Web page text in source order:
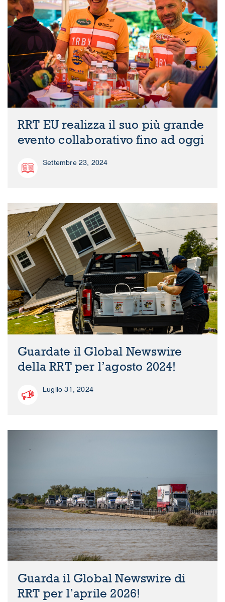
RRT EU realizza il suo più grande
evento collaborativo fino ad oggi
Settembre 23, 2024
Guardate il Global Newswire
della RRT per l’agosto 2024!
Luglio 31, 2024
Guarda il Global Newswire di
RRT per l’aprile 2026!